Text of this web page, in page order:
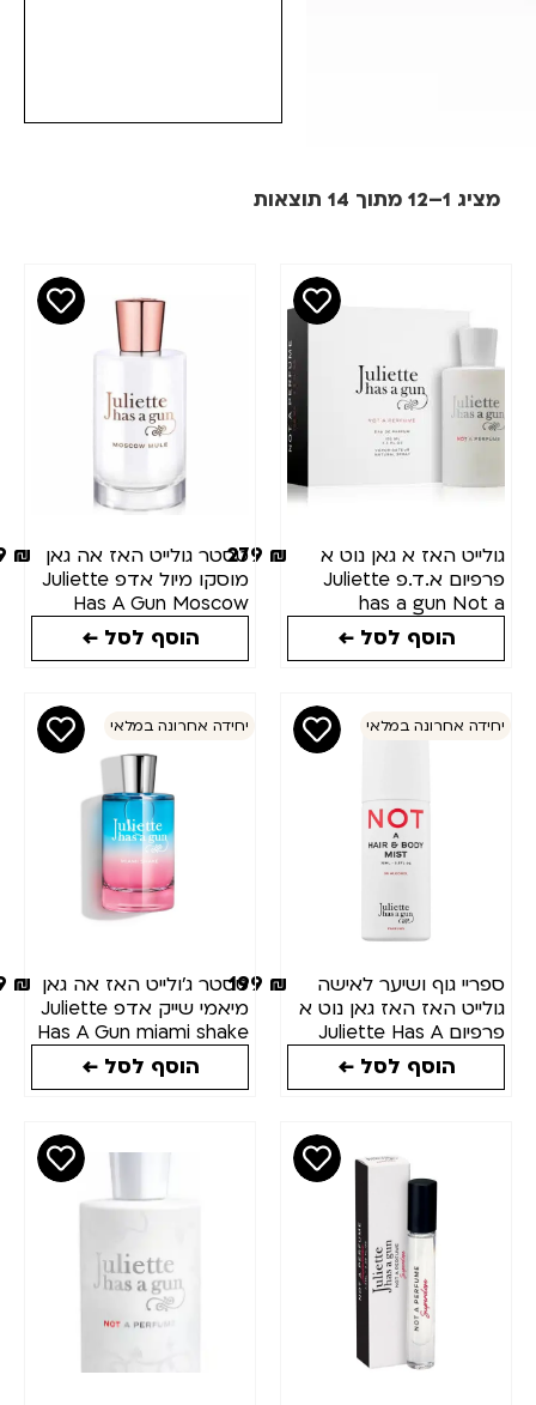
מחיר
₪
₪
מצב
מציג 1–12 מתוך 14 תוצאות
גולייט האז א גאן נוט א
פרפיום א.ד.פ Juliette
has a gun Not a
Perfume Eau de
Parfum 100ML
279
הוסף לסל ←
טסטר גולייט האז אה גאן
מוסקו מיול אדפ Juliette
Has A Gun Moscow
Mule E.D.P 100m
249 ₪
הוסף לסל ←
יחידה אחרונה במלאי
ספריי גוף ושיער לאישה
גולייט האז האז גאן נוט א
פרפיום Juliette Has A
Gun Not a Hair and
Body Mist 75ml
199 ₪
הוסף לסל ←
יחידה אחרונה במלאי
טסטר ג'ולייט האז אה גאן
מיאמי שייק אדפ Juliette
Has A Gun miami shake
EDP 100ML
249₪
הוסף לסל ←